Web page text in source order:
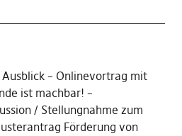
– Onlinevortrag mit
ist machbar! –
Stellungnahme zum
Förderung von